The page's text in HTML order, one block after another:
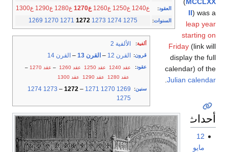
العقود: ع1240 ع1250 ع1260 ع1270 ع1280 ع1290 ع1300
السنوات:
1269 1270 1271 1272 1273 1274 1275
ألفية: الألفية 2
قرون: القرن 12 – القرن 13 – القرن 14
عقود: عقد 1240 عقد 1250 عقد 1260 – عقد 1270
–
عقد 1280
عقد 1290 عقد 1300
سنين:
1269
1270
1271
–
1272
–
1273
1274
1275
II) was a
leap year
starting on
Friday (link will
display the full
calendar) of the
Julian calendar
أحداث
12
مايو